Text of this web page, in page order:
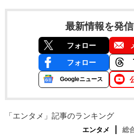
最新情報を発信
フォロー
フォロー
Googleニュース
「エンタメ」記事のランキング
エンタメ 総